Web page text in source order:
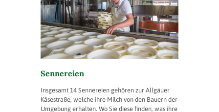
Sennereien
Insgesamt 14 Sennereien gehören zur Allgäuer
Käsestraße, welche ihre Milch von den Bauern der
Umgebung erhalten. Wo Sie diese finden, was ihre